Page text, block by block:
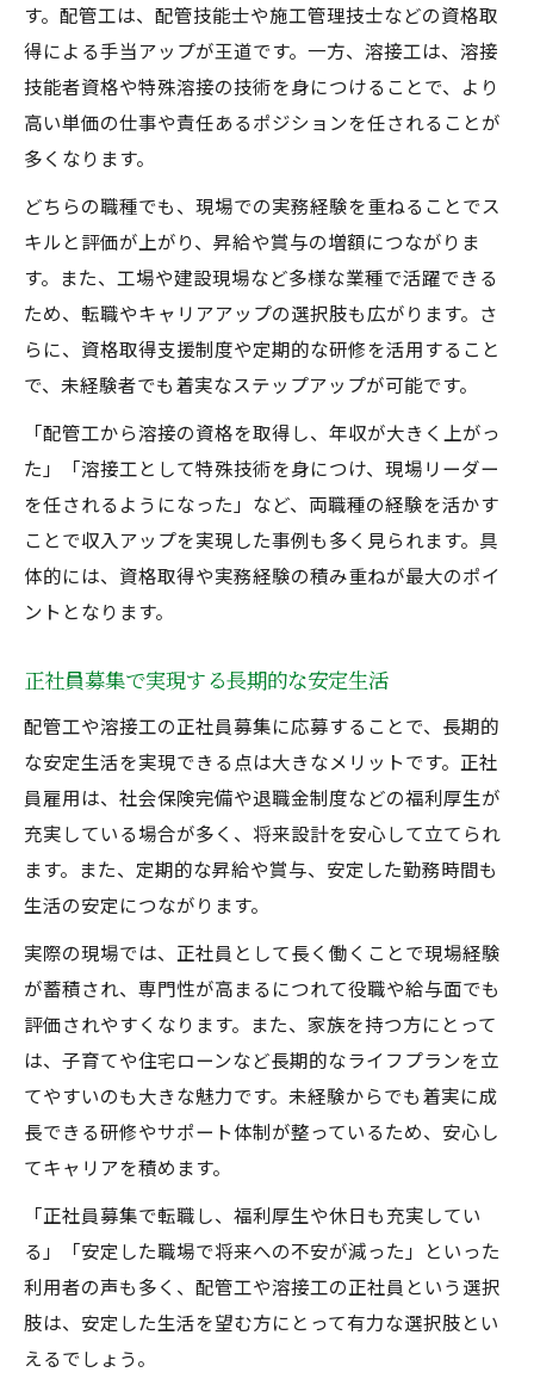
す。配管工は、配管技能士や施工管理技士などの資格取
得による手当アップが王道です。一方、溶接工は、溶接
技能者資格や特殊溶接の技術を身につけることで、より
高い単価の仕事や責任あるポジションを任されることが
多くなります。
どちらの職種でも、現場での実務経験を重ねることでス
キルと評価が上がり、昇給や賞与の増額につながりま
す。また、工場や建設現場など多様な業種で活躍できる
ため、転職やキャリアアップの選択肢も広がります。さ
らに、資格取得支援制度や定期的な研修を活用すること
で、未経験者でも着実なステップアップが可能です。
「配管工から溶接の資格を取得し、年収が大きく上がっ
た」「溶接工として特殊技術を身につけ、現場リーダー
を任されるようになった」など、両職種の経験を活かす
ことで収入アップを実現した事例も多く見られます。具
体的には、資格取得や実務経験の積み重ねが最大のポイ
ントとなります。
正社員募集で実現する長期的な安定生活
配管工や溶接工の正社員募集に応募することで、長期的
な安定生活を実現できる点は大きなメリットです。正社
員雇用は、社会保険完備や退職金制度などの福利厚生が
充実している場合が多く、将来設計を安心して立てられ
ます。また、定期的な昇給や賞与、安定した勤務時間も
生活の安定につながります。
実際の現場では、正社員として長く働くことで現場経験
が蓄積され、専門性が高まるにつれて役職や給与面でも
評価されやすくなります。また、家族を持つ方にとって
は、子育てや住宅ローンなど長期的なライフプランを立
てやすいのも大きな魅力です。未経験からでも着実に成
長できる研修やサポート体制が整っているため、安心し
てキャリアを積めます。
「正社員募集で転職し、福利厚生や休日も充実してい
る」「安定した職場で将来への不安が減った」といった
利用者の声も多く、配管工や溶接工の正社員という選択
肢は、安定した生活を望む方にとって有力な選択肢とい
えるでしょう。